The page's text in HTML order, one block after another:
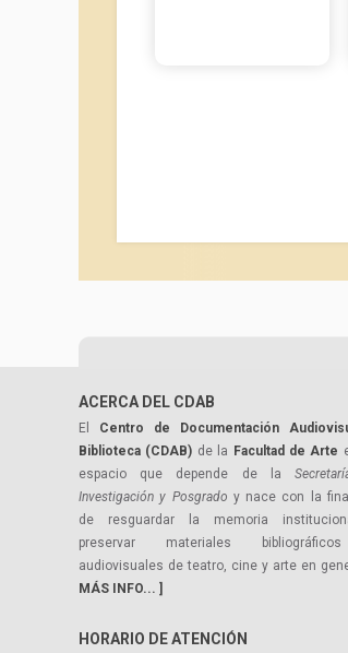
ACERCA DEL CDAB
El Centro de Documentación
Biblioteca (CDAB) de la Facultad de Arte
espacio que depende de la
Investigación y Posgrado y nace con la
de resguardar la memoria
preservar materiales
audiovisuales de teatro, cine y arte en
MÁS INFO... ]
HORARIO DE ATENCIÓN